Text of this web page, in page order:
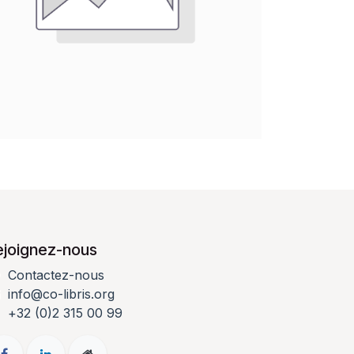
nous
Contactez-nous
info@co-libris.org
+32 (0)2 315 00 99